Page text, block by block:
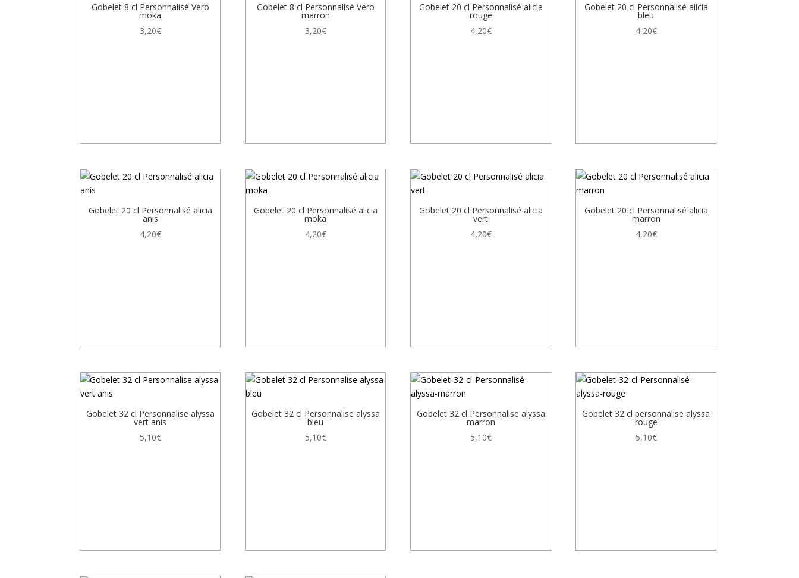
Gobelet 8 cl Personnalisé Vero
moka
3,20€
Gobelet 8 cl Personnalisé Vero
marron
3,20€
Gobelet 20 cl Personnalisé alicia
rouge
4,20€
Gobelet 20 cl Personnalisé alicia
bleu
4,20€
Gobelet 20 cl Personnalisé alicia
anis
4,20€
Gobelet 20 cl Personnalisé alicia
moka
4,20€
Gobelet 20 cl Personnalisé alicia
vert
4,20€
Gobelet 20 cl Personnalisé alicia
marron
4,20€
Gobelet 32 cl Personnalise alyssa
vert anis
5,10€
Gobelet 32 cl Personnalise alyssa
bleu
5,10€
Gobelet 32 cl Personnalise alyssa
marron
5,10€
Gobelet 32 cl personnalise alyssa
rouge
5,10€